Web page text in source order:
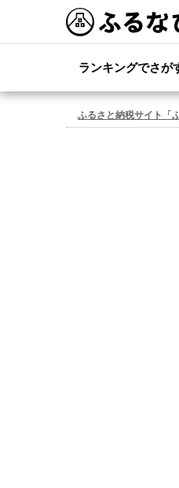
ランキングでさが
ふるさと納税サイト「